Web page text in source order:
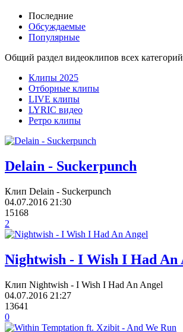
Последние
Обсуждаемые
Популярные
Общий раздел видеоклипов всех
Клипы 2025
Отборные клипы
LIVE клипы
LYRIC видео
Ретро клипы
Delain - Suckerpunch
Клип Delain - Suckerpunch
04.07.2016 21:30
15168
2
Nightwish - I Wish I Had An
Клип Nightwish - I Wish I Had An Angel
04.07.2016 21:27
13641
0